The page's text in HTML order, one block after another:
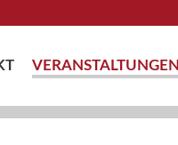
VERANSTALTUNGEN